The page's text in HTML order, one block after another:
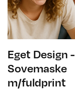
Eget Design -
Sovemaske
m/fuldprint